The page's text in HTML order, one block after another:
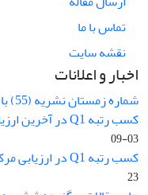
تماس با ما
نقشه سایت
اخبار و اعلانات
شماره زمستان نشریه (55) با موضوع کرونا منتشر شد.
کسب رتبه Q1 در آخرین ارزیابی پایگاه جامع علوم استنادی ...
03-09
کسب رتبه Q1 در ارزیابی مرکز استنادی علوم جهان اسلام ...
23